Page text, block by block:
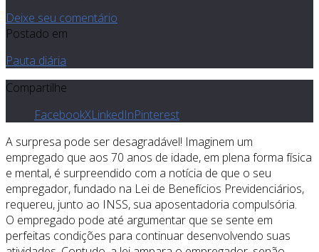
Deixe seu comentário
Postado em
Pauta diária
Compartilhe
FacebookXLinkedInPinterest
A surpresa pode ser desagradável! Imaginem um
empregado que aos 70 anos de idade, em plena forma física
e mental, é surpreendido com a notícia de que o seu
empregador, fundado na Lei de Benefícios Previdenciários,
requereu, junto ao INSS, sua aposentadoria compulsória.
O empregado pode até argumentar que se sente em
perfeitas condições para continuar desenvolvendo suas